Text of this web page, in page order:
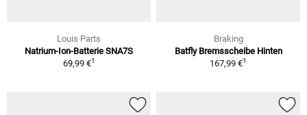
Louis Parts
Natrium-Ion-Batterie SNA7S
69,99 €1
Braking
Batfly Bremsscheibe Hinten
167,99 €1